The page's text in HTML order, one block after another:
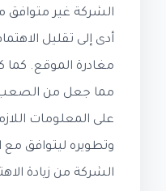
الشركة غير متوافق
أدى إلى تقليل
مغادرة الموقع. كما
مما جعل من الصعب
على المعلومات
وتطويره ليتوافق مع
الشركة من زيادة